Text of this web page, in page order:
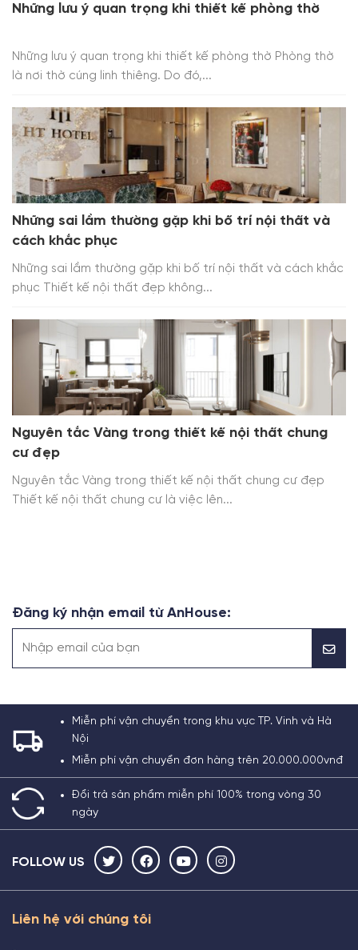
Những lưu ý quan trọng khi thiết kế phòng thờ
Những lưu ý quan trọng khi thiết kế phòng thờ Phòng thờ
là nơi thờ cúng linh thiêng. Do đó,...
Những sai lầm thường gặp khi bố trí nội thất và
cách khắc phục
Những sai lầm thường gặp khi bố trí nội thất và cách khắc
phục Thiết kế nội thất đẹp không...
Nguyên tắc Vàng trong thiết kế nội thất chung
cư đẹp
Nguyên tắc Vàng trong thiết kế nội thất chung cư đẹp
Thiết kế nội thất chung cư là việc lên...
Đăng ký nhận email từ AnHouse:
Miễn phí vận chuyển trong khu vực TP. Vinh và Hà
Nội
Miễn phí vận chuyển đơn hàng trên 20.000.000vnđ
Đổi trả sản phẩm miễn phí 100% trong vòng 30
ngày
FOLLOW US
Liên hệ với chúng tôi